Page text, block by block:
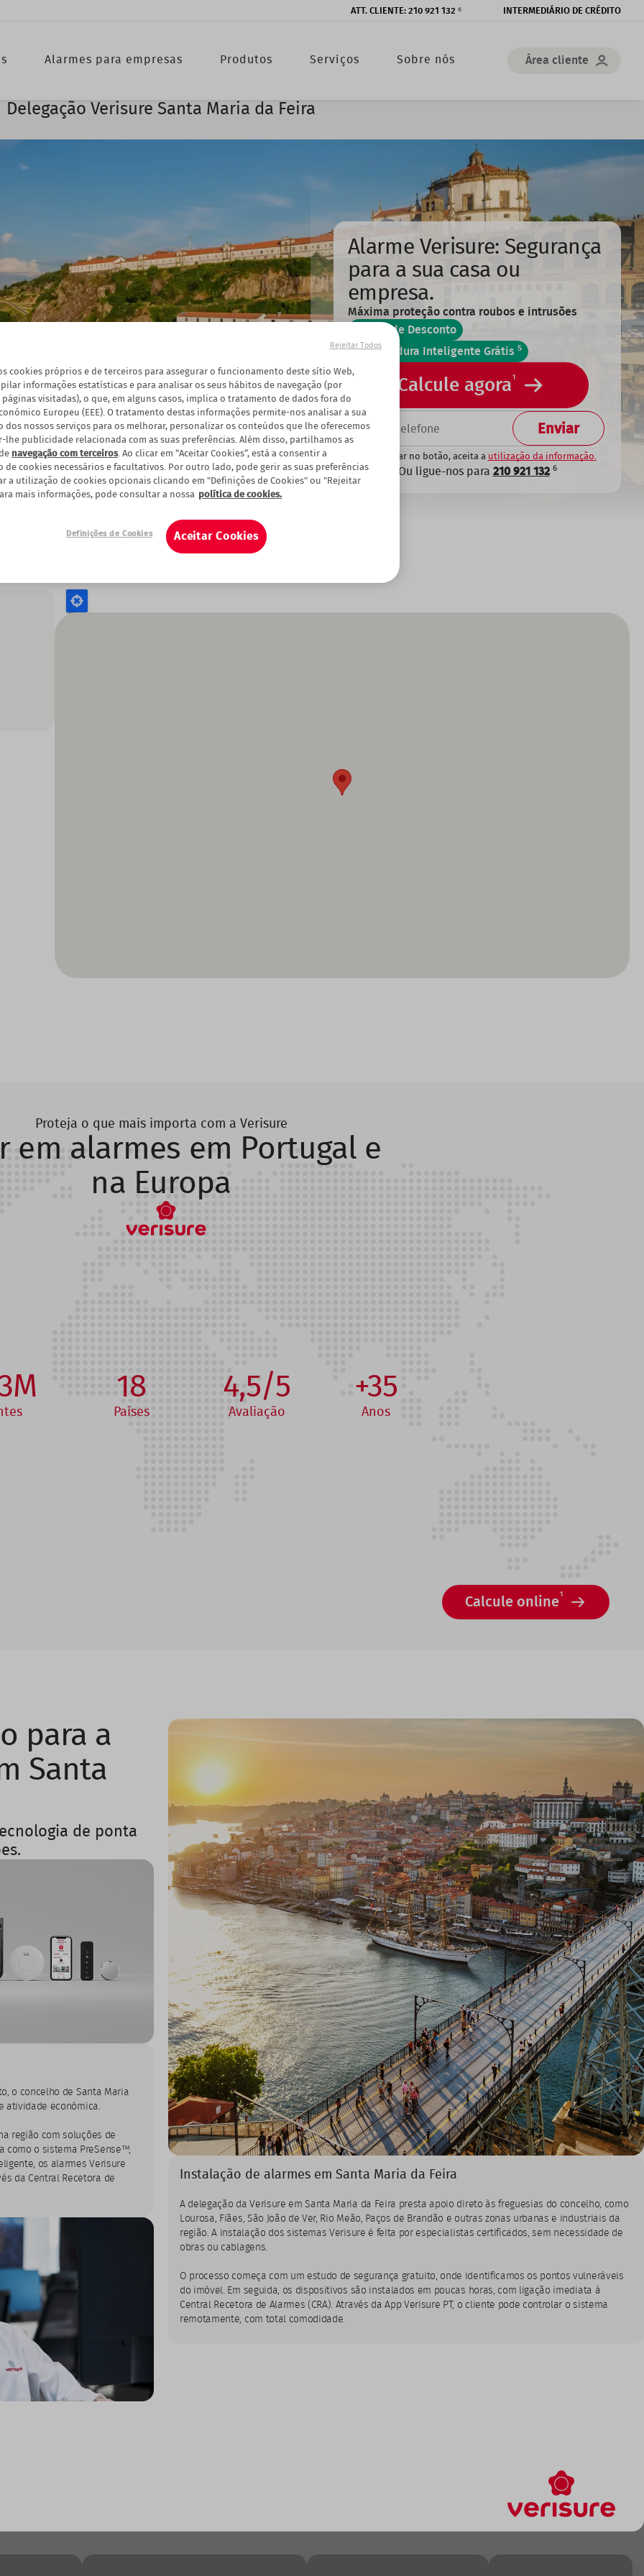
ATT. CLIENTE: 210 921 132 ⁶ INTERMEDIÁRIO DE CRÉDITO
Alarmes para empresas Produtos Serviços Sobre nós Área cliente
Delegação Verisure Santa Maria da Feira
Alarme Verisure: Segurança
para a sua casa ou
empresa.
Máxima proteção contra roubos e intrusões
50% de Desconto
Fechadura Inteligente Grátis 5
Calcule agora1
TELEFONE
Ao carregar no botão, aceita a utilização da informação.
Ou ligue-nos para 210 921 132 6
2
Proteja o que mais importa com a Verisure
em alarmes em Portugal e
na Europa
18
Países
4,5/5
Avaliação
+35
Anos
Calcule online1
para a
Santa
de ponta
o concelho de Santa Maria
atividade económica.
região com soluções de
como o sistema PreSense™,
os alarmes Verisure
da Central Recetora de
Instalação de alarmes em Santa Maria da Feira
A delegação da Verisure em Santa Maria da Feira presta apoio direto às freguesias do concelho, como
Lourosa, Fiães, São João de Ver, Rio Meão, Paços de Brandão e outras zonas urbanas e industriais da
região. A instalação dos sistemas Verisure é feita por especialistas certificados, sem necessidade de
obras ou cablagens.
O processo começa com um estudo de segurança gratuito, onde identificamos os pontos vulneráveis
do imóvel. Em seguida, os dispositivos são instalados em poucas horas, com ligação imediata à
Central Recetora de Alarmes (CRA). Através da App Verisure PT, o cliente pode controlar o sistema
remotamente, com total comodidade.
cookies próprios e de terceiros para assegurar o funcionamento deste sítio Web,
informações estatísticas e para analisar os seus hábitos de navegação (por
páginas visitadas), o que, em alguns casos, implica o tratamento de dados fora do
Europeu (EEE). O tratamento destas informações permite-nos analisar a sua
dos nossos serviços para os melhorar, personalizar os conteúdos que lhe oferecemos
lhe publicidade relacionada com as suas preferências. Além disso, partilhamos as
navegação com terceiros. Ao clicar em “Aceitar Cookies”, está a consentir a
de cookies necessários e facultativos. Por outro lado, pode gerir as suas preferências
a utilização de cookies opcionais clicando em "Definições de Cookies" ou "Rejeitar
mais informações, pode consultar a nossa política de cookies.
Definições de Cookies Aceitar Cookies
Rejeitar Todos